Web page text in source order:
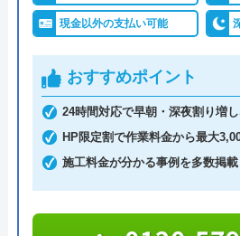
業しており、30～60分程度で
早朝・夜間の緊急時のトラブ
修理料金の内訳は作業料金
3,300円、材料代となっており
ですのでお気軽にご依頼くださ
ご相談は電話、問い合わせフ
現金以外の支払い可能
おすすめポイント
24時間対応で早朝・深夜割り増
HP限定割で作業料金から最大
施工料金が分かる事例を多数掲載